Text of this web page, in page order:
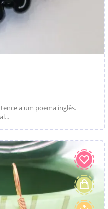
a um poema inglês.